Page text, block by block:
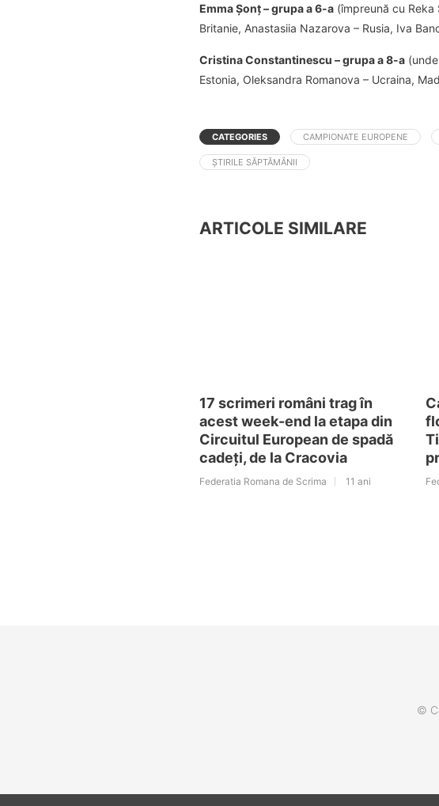
Emma Șonț – grupa a 6-a (împreună cu Reka
Britanie, Anastasiia Nazarova – Rusia, Iva
Cristina Constantinescu – grupa a 8-a
Estonia, Oleksandra Romanova – Ucraina,
CATEGORIES CAMPIONATE EUROPENE
ȘTIRILE SĂPTĂMÂNII
ARTICOLE SIMILARE
17 scrimeri români trag în
acest week-end la etapa din
Circuitul European de spadă
cadeți, de la Cracovia
Federatia Romana de Scrima 11 ani
©